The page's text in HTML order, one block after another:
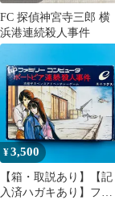
FC 探偵神宮寺三郎 横
浜港連続殺人事件
¥3,500
【箱・取説あり】【記
入済ハガキあり】ファ